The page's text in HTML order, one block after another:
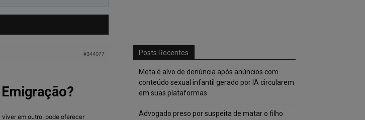
#344077
viver em outro, pode oferecer
Posts Recentes
Meta é alvo de denúncia após anúncios com
conteúdo sexual infantil gerado por IA circularem
em suas plataformas
Advogado preso por suspeita de matar o filho